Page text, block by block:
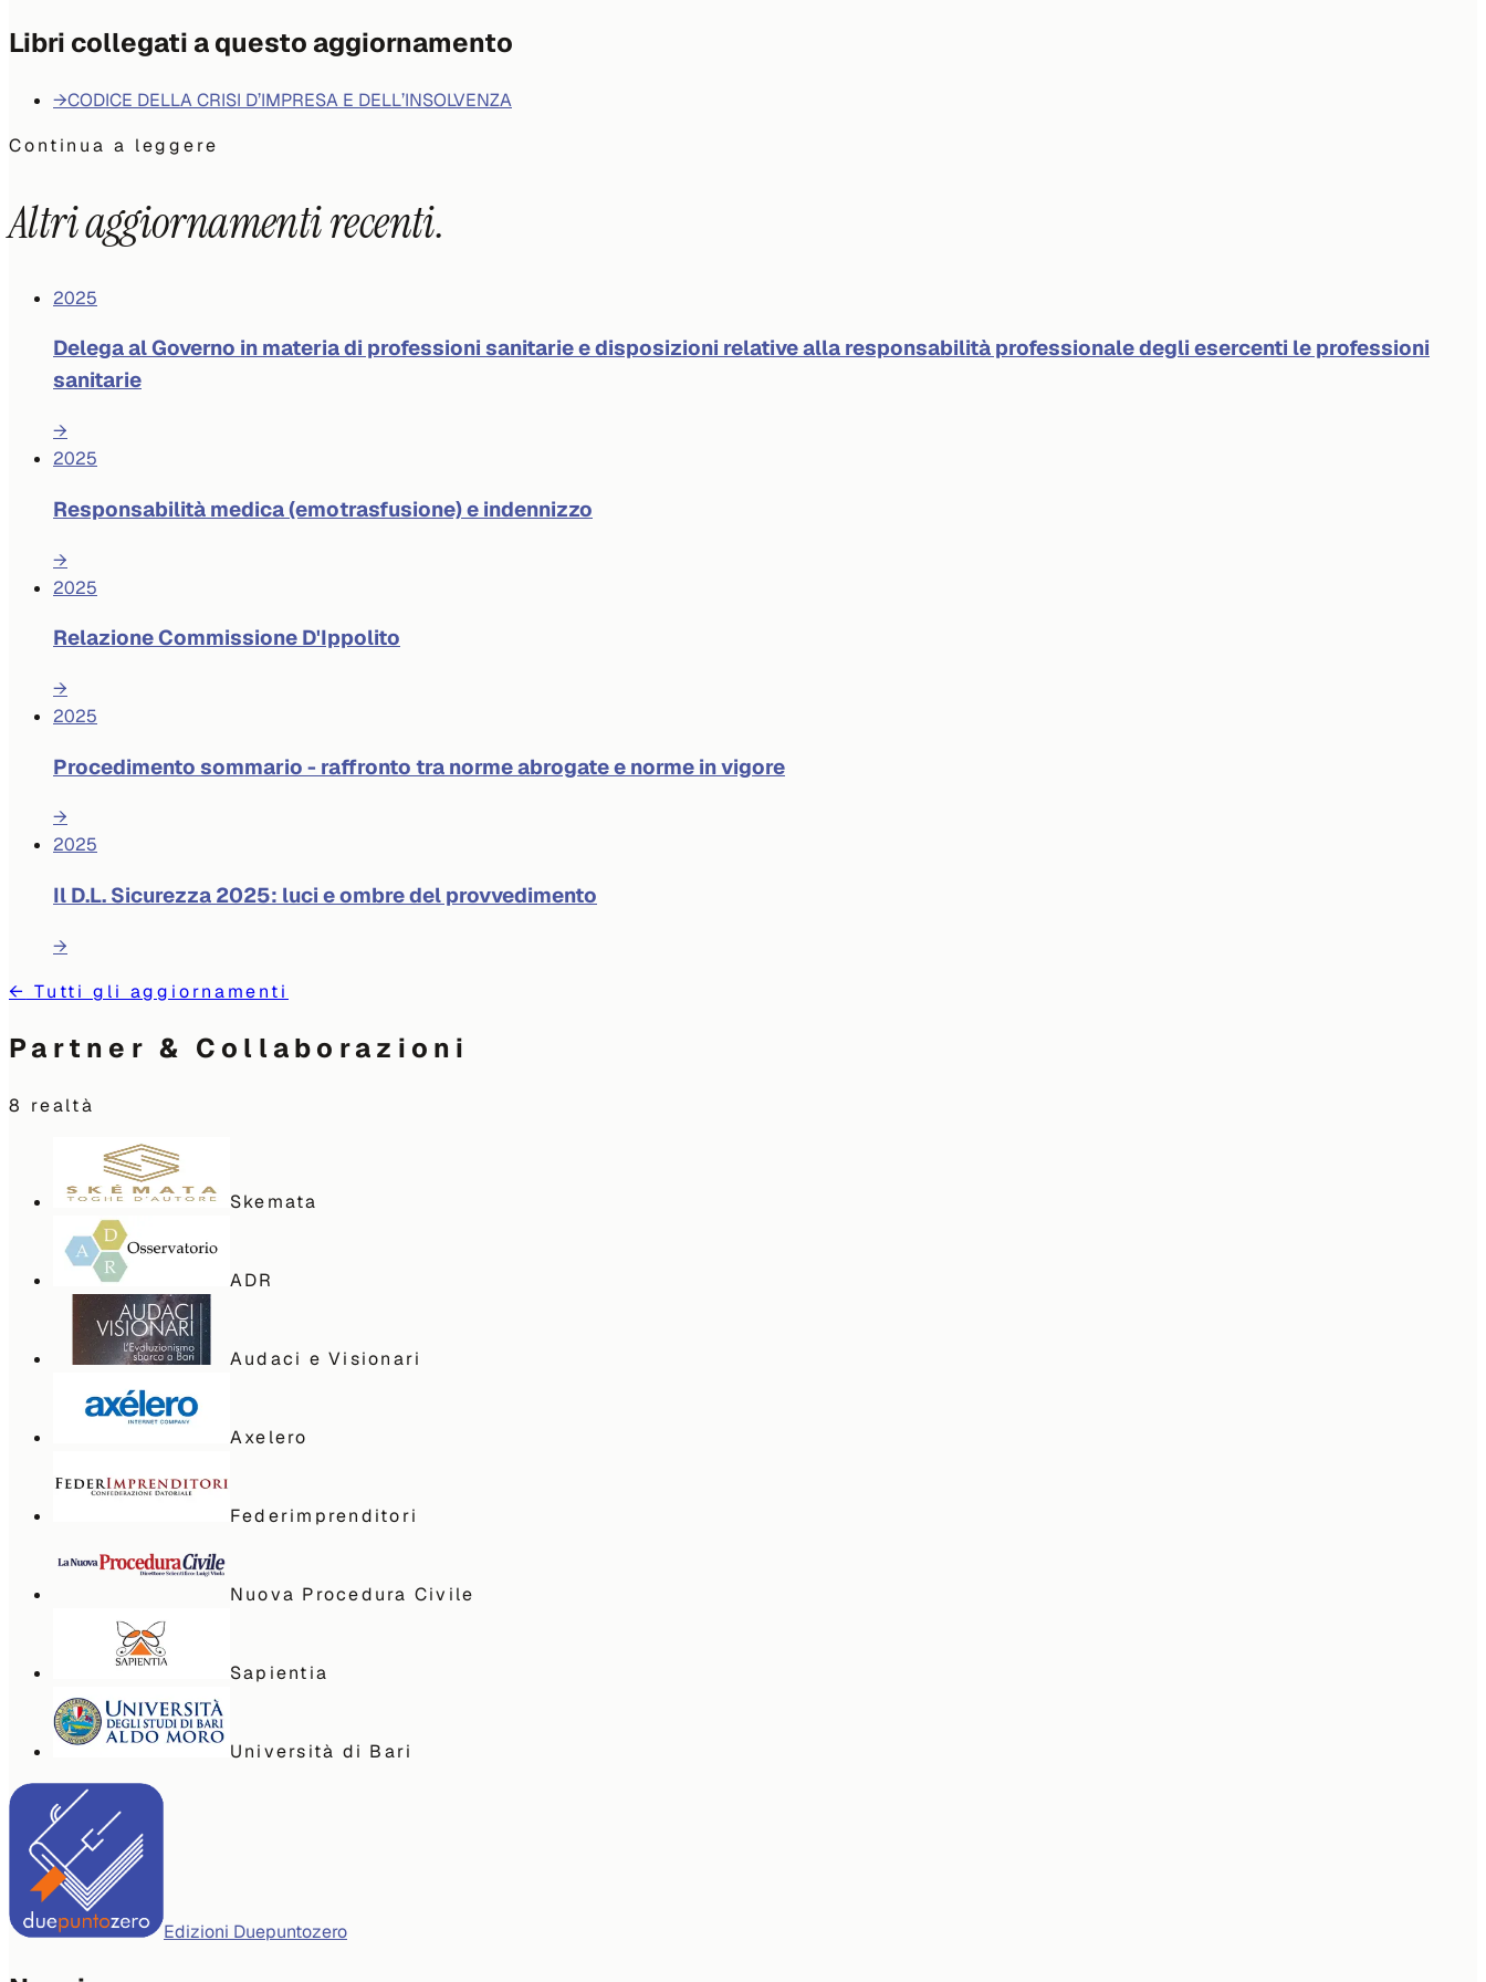
Libri collegati a questo aggiornamento
→CODICE DELLA CRISI D’IMPRESA E DELL’INSOLVENZA
Continua a leggere
Altri aggiornamenti recenti.
2025
Delega al Governo in materia di professioni sanitarie e disposizioni relative alla responsabilità professionale degli esercenti le professioni
sanitarie
→
2025
Responsabilità medica (emotrasfusione) e indennizzo
→
2025
Relazione Commissione D'Ippolito
→
2025
Procedimento sommario - raffronto tra norme abrogate e norme in vigore
→
2025
Il D.L. Sicurezza 2025: luci e ombre del provvedimento
→
← Tutti gli aggiornamenti
Partner & Collaborazioni
8 realtà
Skemata
ADR
Audaci e Visionari
Axelero
Federimprenditori
Nuova Procedura Civile
Sapientia
Università di Bari
Edizioni Duepuntozero